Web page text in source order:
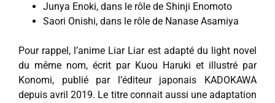
Junya Enoki, dans le rôle de Shinji Enomoto
Saori Onishi, dans le rôle de Nanase Asamiya
Pour rappel, l’anime Liar Liar est adapté du light novel
du même nom, écrit par Kuou Haruki et illustré par
Konomi, publié par l’éditeur japonais KADOKAWA
depuis avril 2019. Le titre connait aussi une adaptation